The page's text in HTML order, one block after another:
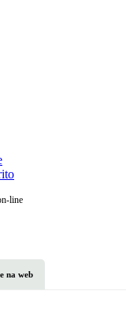
line
na web